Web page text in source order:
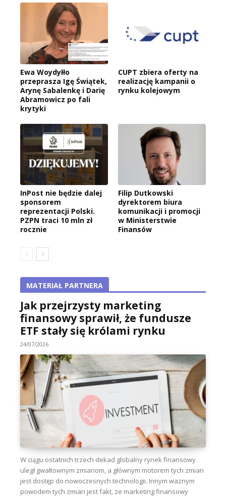
Ewa Woydyłło
przeprasza Igę Świątek,
Arynę Sabalenkę i Darię
Abramowicz po fali
krytyki
CUPT zbiera oferty na
realizację kampanii o
rynku kolejowym
InPost nie będzie dalej
sponsorem
reprezentacji Polski.
PZPN traci 10 mln zł
rocznie
Filip Dutkowski
dyrektorem biura
komunikacji i promocji
w Ministerstwie
Finansów
MATERIAŁ PARTNERA
Jak przejrzysty marketing
finansowy sprawił, że fundusze
ETF stały się królami rynku
24/07/2026
W ciągu ostatnich trzech dekad globalny rynek finansowy
uległ gwałtownym zmianom, a głównym motorem tych zmian
jest dostęp do nowoczesnych technologii. Innym ważnym
powodem tych zmian jest fakt, że marketing finansowy